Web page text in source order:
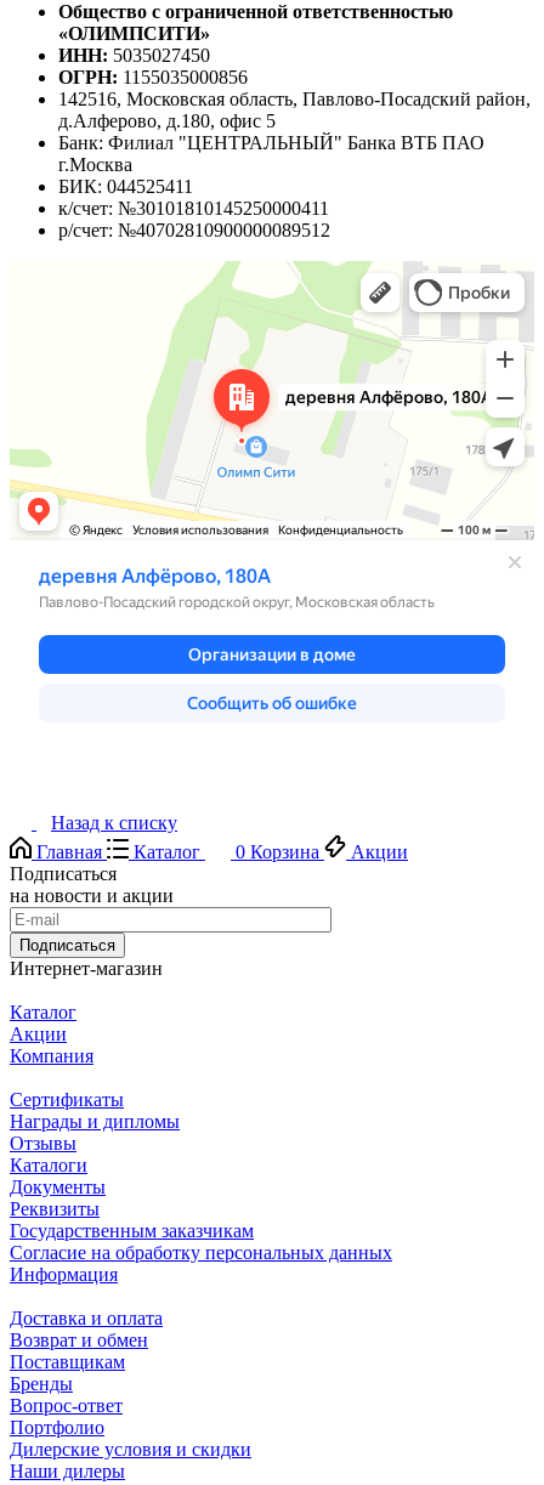
Общество с ограниченной ответственностью
«ОЛИМПСИТИ»
ИНН: 5035027450
ОГРН: 1155035000856
142516, Московская область, Павлово-Посадский район,
д.Алферово, д.180, офис 5
Банк: Филиал "ЦЕНТРАЛЬНЫЙ" Банка ВТБ ПАО
г.Москва
БИК: 044525411
к/счет: №30101810145250000411
р/счет: №40702810900000089512
Назад к списку
Главная
Каталог 0 Корзина
Акции
Подписаться
на новости и акции
Подписаться
Интернет-магазин
Каталог
Акции
Компания
Сертификаты
Награды и дипломы
Отзывы
Каталоги
Документы
Реквизиты
Государственным заказчикам
Согласие на обработку персональных данных
Информация
Доставка и оплата
Возврат и обмен
Поставщикам
Бренды
Вопрос-ответ
Портфолио
Дилерские условия и скидки
Наши дилеры